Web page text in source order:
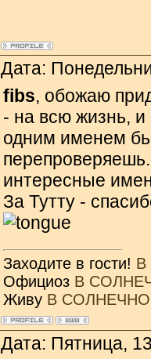
Дата:
fibs, обожаю
- на всю жизнь,
одним именем
интересные
За Тутту -
Заходите в гости! В
Официоз В
Живу В
Дата: Пятница,